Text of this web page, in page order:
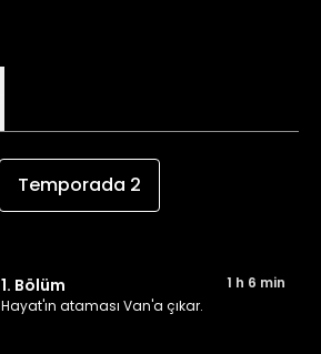
Temporada 2
1. Bölüm
1 h 6 min
Hayat'ın ataması Van'a çıkar.